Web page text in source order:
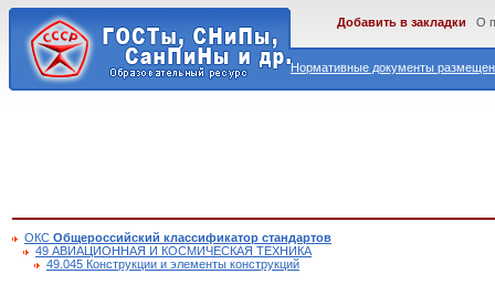
Нормативные документы
Добавить в закладки О
ОКС Общероссийский классификатор стандартов
49 АВИАЦИОННАЯ И КОСМИЧЕСКАЯ ТЕХНИКА
49.045 Конструкции и элементы конструкций